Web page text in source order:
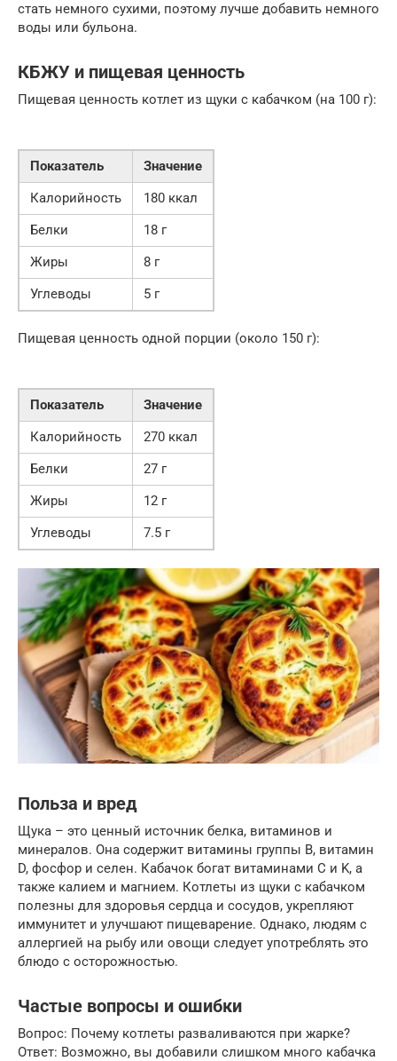
стать немного сухими, поэтому лучше добавить немного
воды или бульона.
КБЖУ и пищевая ценность
Пищевая ценность котлет из щуки с кабачком (на 100 г):
Показатель
Значение
Калорийность
180 ккал
Белки
18 г
Жиры
8 г
Углеводы
5 г
Пищевая ценность одной порции (около 150 г):
Показатель
Значение
Калорийность
270 ккал
Белки
27 г
Жиры
12 г
Углеводы
7.5 г
Польза и вред
Щука – это ценный источник белка, витаминов и
минералов. Она содержит витамины группы B, витамин
D, фосфор и селен. Кабачок богат витаминами C и K, а
также калием и магнием. Котлеты из щуки с кабачком
полезны для здоровья сердца и сосудов, укрепляют
иммунитет и улучшают пищеварение. Однако, людям с
аллергией на рыбу или овощи следует употреблять это
блюдо с осторожностью.
Частые вопросы и ошибки
Вопрос: Почему котлеты разваливаются при жарке?
Ответ: Возможно, вы добавили слишком много кабачка